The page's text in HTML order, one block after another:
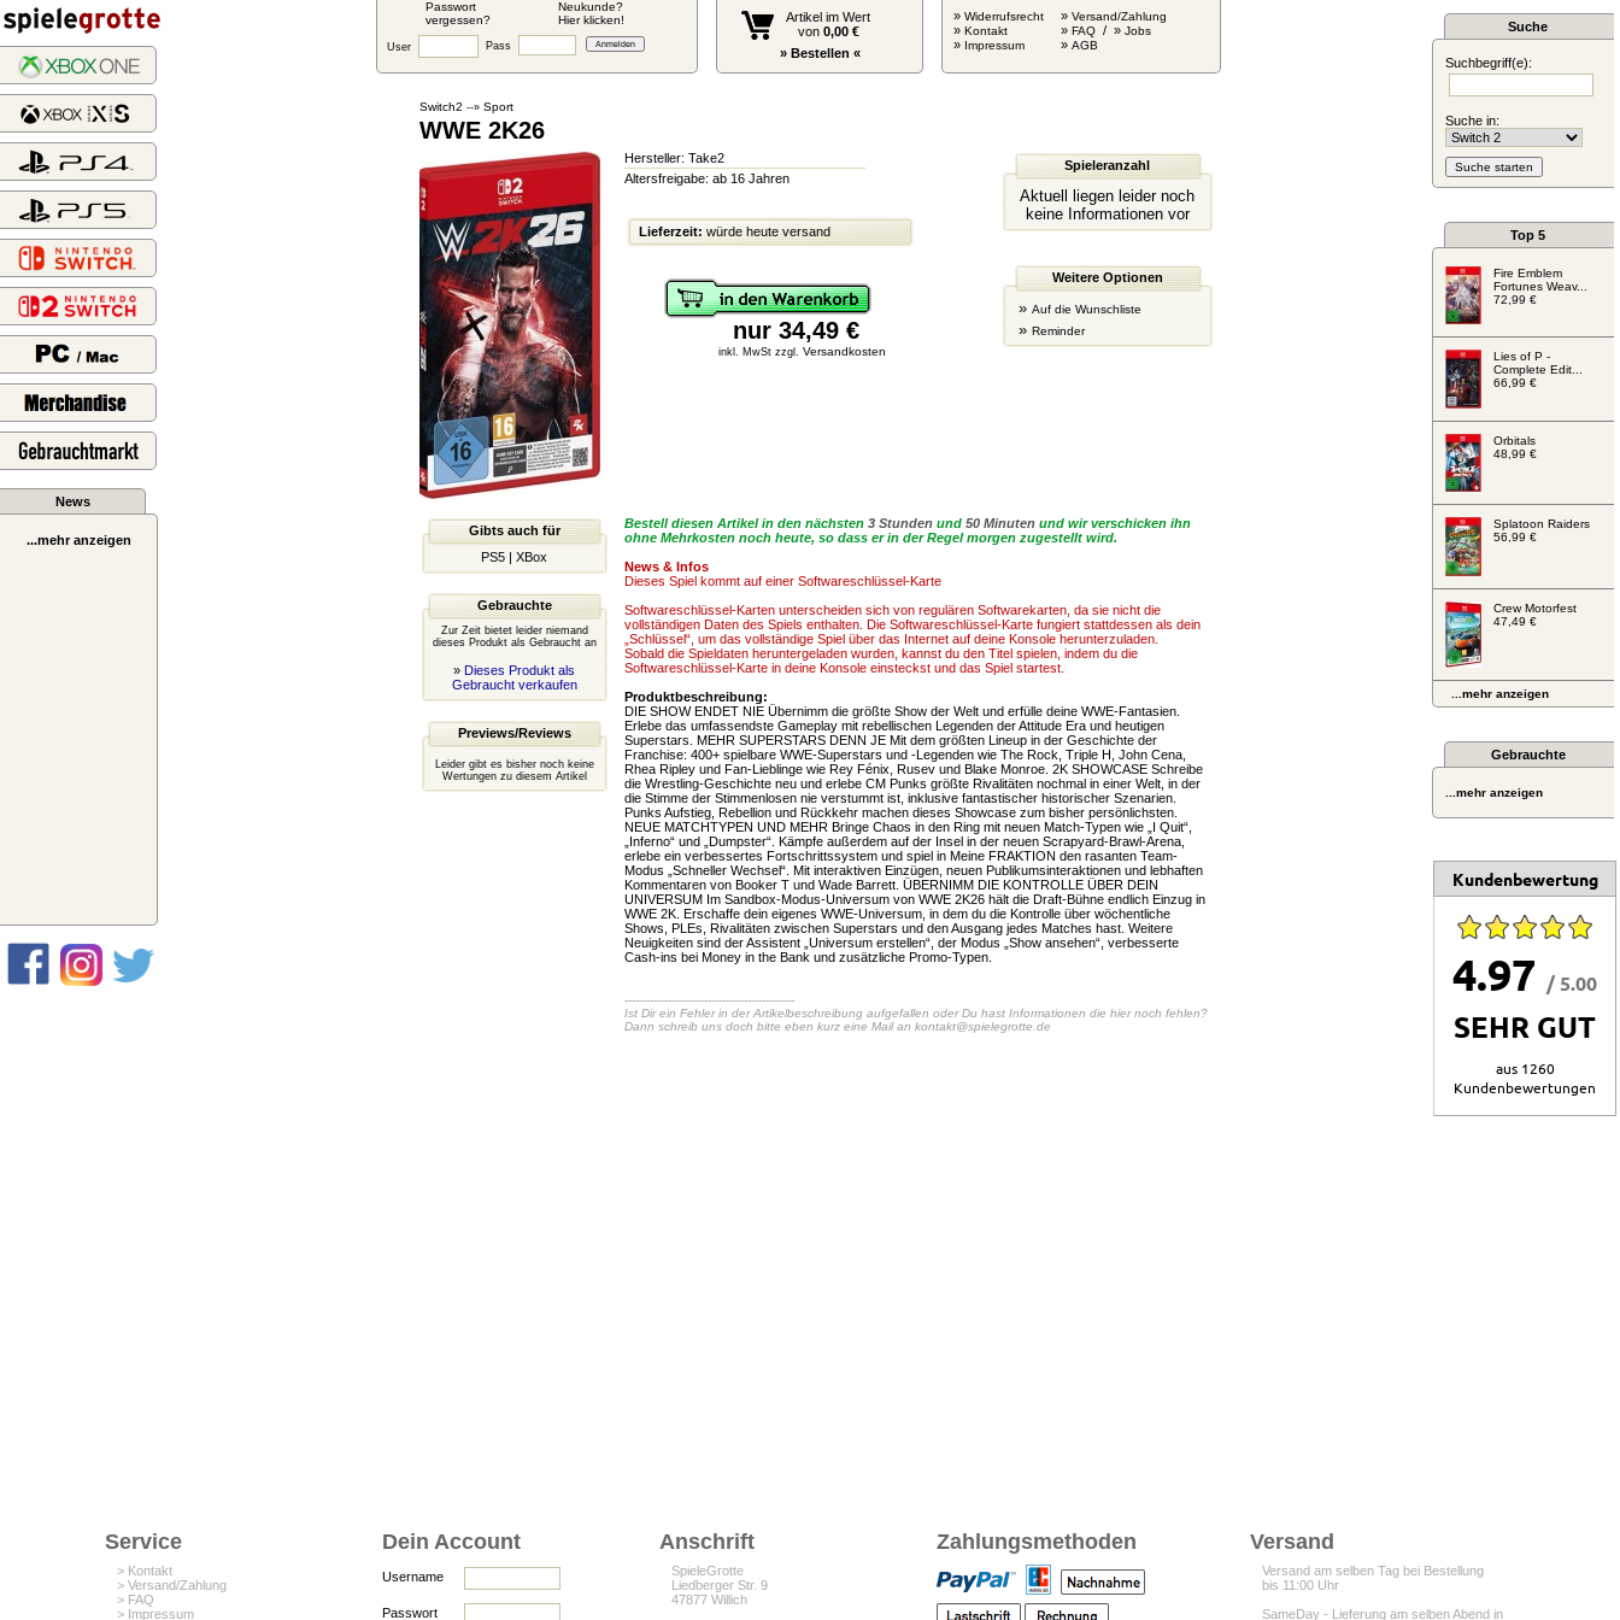
Passwort
vergessen?
Neukunde?
Hier klicken!
User Pass
Artikel im Wert
von 0,00 €
» Bestellen «
» Widerrufsrecht
» Kontakt
» Impressum
» Versand/Zahlung
» FAQ / » Jobs
» AGB
News
...mehr anzeigen
Switch2 --» Sport
WWE 2K26
Hersteller: Take2
Altersfreigabe: ab 16 Jahren
Lieferzeit: würde heute versand
nur 34,49 €
inkl. MwSt zzgl. Versandkosten
Spieleranzahl
Aktuell liegen leider noch
keine Informationen vor
Weitere Optionen
» Auf die Wunschliste
» Reminder
Gibts auch für
PS5 | XBox
Gebrauchte
Zur Zeit bietet leider niemand
dieses Produkt als Gebraucht an
» Dieses Produkt als
Gebraucht verkaufen
Previews/Reviews
Leider gibt es bisher noch keine
Wertungen zu diesem Artikel
Bestell diesen Artikel in den nächsten3 Stunden und50 Minuten und wir verschicken ihn
ohne Mehrkosten noch heute, so dass er in der Regel morgen zugestellt wird.
News & Infos
Dieses Spiel kommt auf einer Softwareschlüssel-Karte
Softwareschlüssel-Karten unterscheiden sich von regulären Softwarekarten, da sie nicht die
vollständigen Daten des Spiels enthalten. Die Softwareschlüssel-Karte fungiert stattdessen als dein
„Schlüssel“, um das vollständige Spiel über das Internet auf deine Konsole herunterzuladen.
Sobald die Spieldaten heruntergeladen wurden, kannst du den Titel spielen, indem du die
Softwareschlüssel-Karte in deine Konsole einsteckst und das Spiel startest.
Produktbeschreibung:
DIE SHOW ENDET NIE Übernimm die größte Show der Welt und erfülle deine WWE-Fantasien.
Erlebe das umfassendste Gameplay mit rebellischen Legenden der Attitude Era und heutigen
Superstars. MEHR SUPERSTARS DENN JE Mit dem größten Lineup in der Geschichte der
Franchise: 400+ spielbare WWE-Superstars und -Legenden wie The Rock, Triple H, John Cena,
Rhea Ripley und Fan-Lieblinge wie Rey Fénix, Rusev und Blake Monroe. 2K SHOWCASE Schreibe
die Wrestling-Geschichte neu und erlebe CM Punks größte Rivalitäten nochmal in einer Welt, in der
die Stimme der Stimmenlosen nie verstummt ist, inklusive fantastischer historischer Szenarien.
Punks Aufstieg, Rebellion und Rückkehr machen dieses Showcase zum bisher persönlichsten.
NEUE MATCHTYPEN UND MEHR Bringe Chaos in den Ring mit neuen Match-Typen wie „I Quit“,
„Inferno“ und „Dumpster“. Kämpfe außerdem auf der Insel in der neuen Scrapyard-Brawl-Arena,
erlebe ein verbessertes Fortschrittssystem und spiel in Meine FRAKTION den rasanten Team-
Modus „Schneller Wechsel“. Mit interaktiven Einzügen, neuen Publikumsinteraktionen und lebhaften
Kommentaren von Booker T und Wade Barrett. ÜBERNIMM DIE KONTROLLE ÜBER DEIN
UNIVERSUM Im Sandbox-Modus-Universum von WWE 2K26 hält die Draft-Bühne endlich Einzug in
WWE 2K. Erschaffe dein eigenes WWE-Universum, in dem du die Kontrolle über wöchentliche
Shows, PLEs, Rivalitäten zwischen Superstars und den Ausgang jedes Matches hast. Weitere
Neuigkeiten sind der Assistent „Universum erstellen“, der Modus „Show ansehen“, verbesserte
Cash-ins bei Money in the Bank und zusätzliche Promo-Typen.
-----------------------------------------------
Ist Dir ein Fehler in der Artikelbeschreibung aufgefallen oder Du hast Informationen die hier noch fehlen?
Dann schreib uns doch bitte eben kurz eine Mail an kontakt@spielegrotte.de
Suche
Suchbegriff(e):
Suche in:
Top 5
Fire Emblem
Fortunes Weav...
72,99 €
Lies of P -
Complete Edit...
66,99 €
Orbitals
48,99 €
Splatoon Raiders
56,99 €
Crew Motorfest
47,49 €
...mehr anzeigen
Gebrauchte
...mehr anzeigen
Kundenbewertung
4.97 / 5.00
SEHR GUT
aus 1260
Kundenbewertungen
Service
> Kontakt
> Versand/Zahlung
> FAQ
> Impressum
Dein Account
Username
Passwort
Anschrift
SpieleGrotte
Liedberger Str. 9
47877 Willich
Zahlungsmethoden Versand
Versand am selben Tag bei Bestellung
bis 11:00 Uhr
SameDay - Lieferung am selben Abend in